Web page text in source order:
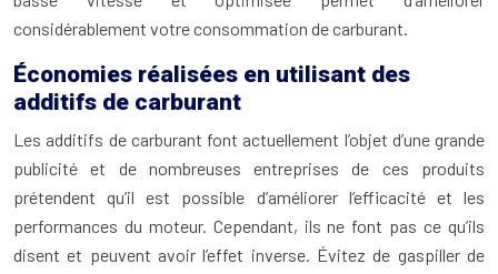
considérablement votre consommation de carburant.
Économies réalisées en utilisant des
additifs de carburant
Les additifs de carburant font actuellement l’objet d’une grande
publicité et de nombreuses entreprises de ces produits
prétendent qu’il est possible d’améliorer l’efficacité et les
performances du moteur. Cependant, ils ne font pas ce qu’ils
disent et peuvent avoir l’effet inverse. Évitez de gaspiller de